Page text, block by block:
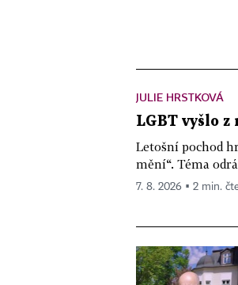
JULIE HRSTKOVÁ
LGBT vyšlo
Letošní pochod
mění“. Téma
7. 8. 2026 ▪ 2 min.